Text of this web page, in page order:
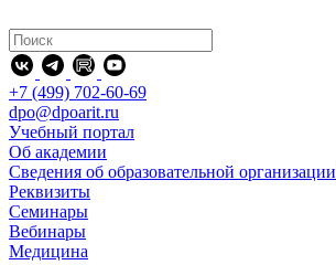
+7 (499) 702-60-69
dpo@dpoarit.ru
Учебный портал
Об академии
Сведения об образовательной организации
Реквизиты
Семинары
Вебинары
Медицина